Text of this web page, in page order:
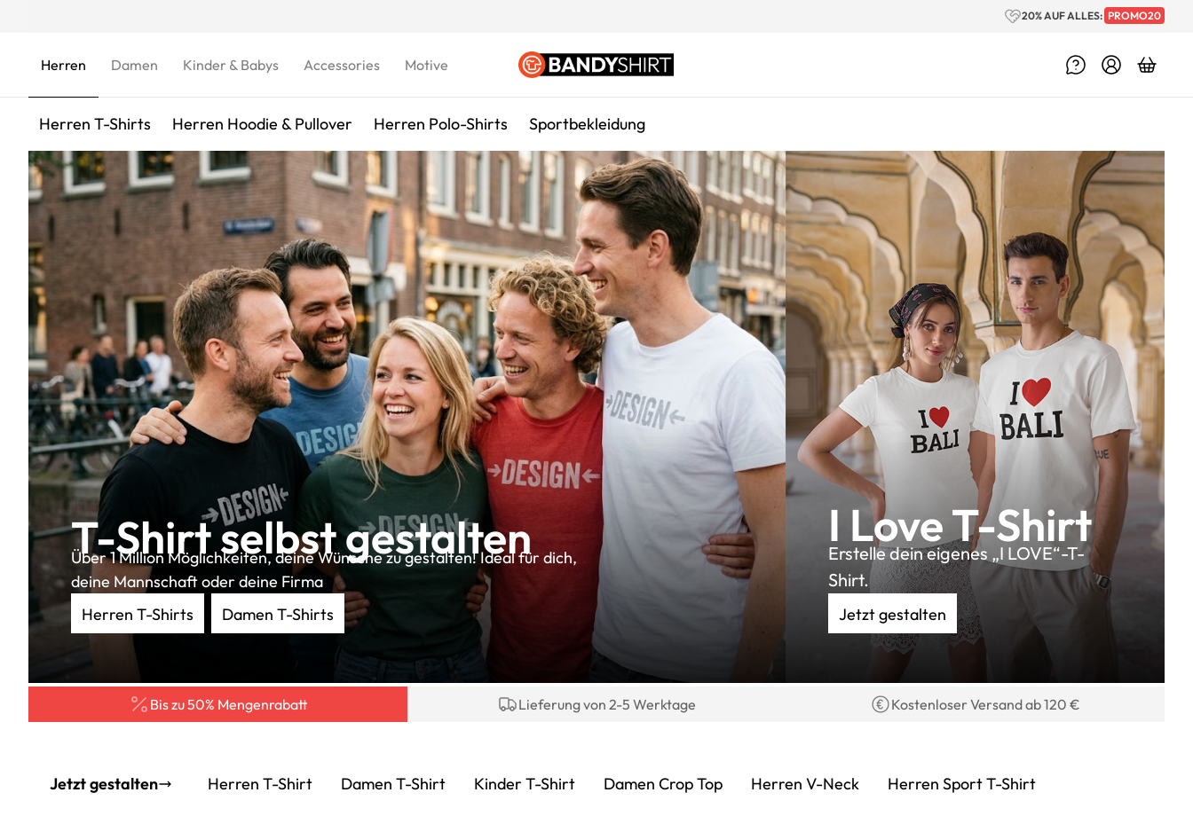
20% AUF ALLES: PROMO20
Herren
Herren T-Shirts Herren Hoodie & Pullover Herren Polo-Shirts Sportbekleidung
Damen Kinder & Babys Accessories Motive
T-Shirt selbst gestalten
Über 1 Million Möglichkeiten, deine Wünsche zu gestalten! Ideal für dich,
deine Mannschaft oder deine Firma
Herren T-Shirts
Damen T-Shirts
I Love T-Shirt
Erstelle dein eigenes „I LOVE“-T-
Shirt.
Jetzt gestalten
Bis zu 50% Mengenrabatt Lieferung von 2-5 Werktage Kostenloser Versand ab 120 €
Jetzt gestalten Herren T-Shirt Damen T-Shirt Kinder T-Shirt Damen Crop Top Herren V-Neck Herren Sport T-Shirt